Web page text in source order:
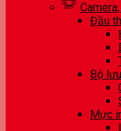
Đầu
Bộ
Mực